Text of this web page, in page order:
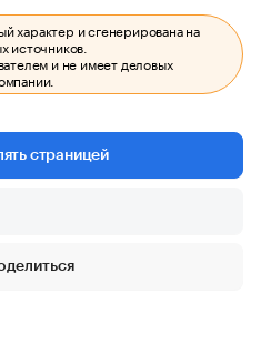
характер и сгенерирована на
источников.
и не имеет деловых
страницей